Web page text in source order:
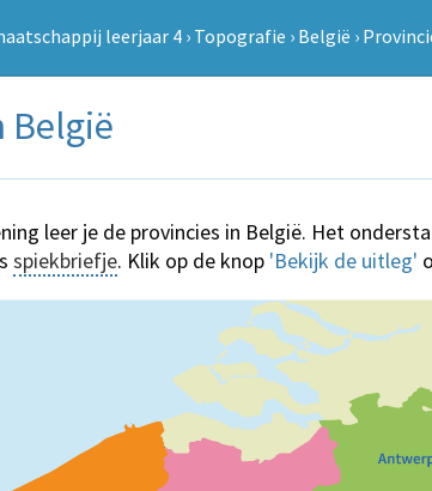
leerjaar 4 › Topografie › België ›
België
leer je de provincies in België. Het
spiekbriefje. Klik op de knop 'Bekijk de uitleg'